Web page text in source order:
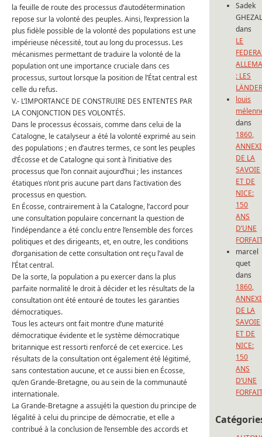
la feuille de route des processus d’autodétermination
repose sur la volonté des peuples. Ainsi, l’expression la
plus fidèle possible de la volonté des populations est une
impérieuse nécessité, tout au long du processus. Les
mécanismes permettant de traduire la volonté de la
population ont une importance cruciale dans ces
processus, surtout lorsque la position de l’État central est
celle du refus.
V.- L’IMPORTANCE DE CONSTRUIRE DES ENTENTES PAR
LA CONJONCTION DES VOLONTÉS.
Dans le processus écossais, comme dans celui de la
Catalogne, le catalyseur a été la volonté exprimé au sein
des populations ; en d’autres termes, ce sont les peuples
d’Écosse et de Catalogne qui sont à l’initiative des
processus que l’on connait aujourd’hui ; les instances
étatiques n’ont pris aucune part dans l’activation des
processus en question.
En Écosse, contrairement à la Catalogne, l’accord pour
une consultation populaire concernant la question de
l’indépendance a été conclu entre l’ensemble des forces
politiques et des dirigeants, et, en outre, les conditions
d’organisation de cette consultation ont reçu l’aval de
l’État central.
De la sorte, la population a pu exercer dans la plus
parfaite normalité le droit à décider et les résultats de la
consultation ont été entouré de toutes les garanties
démocratiques.
Tous les acteurs ont fait montre d’une maturité
démocratique évidente et le système démocratique
britannique est ressorti renforcé de cet exercice. Les
résultats de la consultation ont également été légitimé,
sans contestation aucune, et ce aussi bien en Écosse,
qu’en Grande-Bretagne, ou au sein de la communauté
internationale.
La Grande-Bretagne a assujéti la question du principe de
légalité à celui du principe de démocratie, et elle a
contribué à la conclusion de l’ensemble des accords et
Sadek
dans
LE
: LES
louis
dans
1860,
DE LA
SAVOIE
ET DE
NICE:
150
ANS
D’UNE
marcel
quet
dans
1860,
DE LA
SAVOIE
ET DE
NICE:
150
ANS
D’UNE